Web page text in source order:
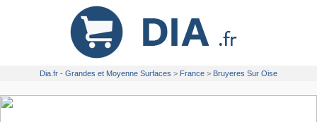
Dia.fr - Grandes et Moyenne Surfaces > France > Bruyeres Sur Oise